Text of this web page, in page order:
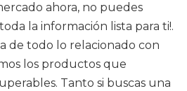
ahora, no puedes
la información lista para ti!.
de todo lo relacionado con
los productos que
Tanto si buscas una